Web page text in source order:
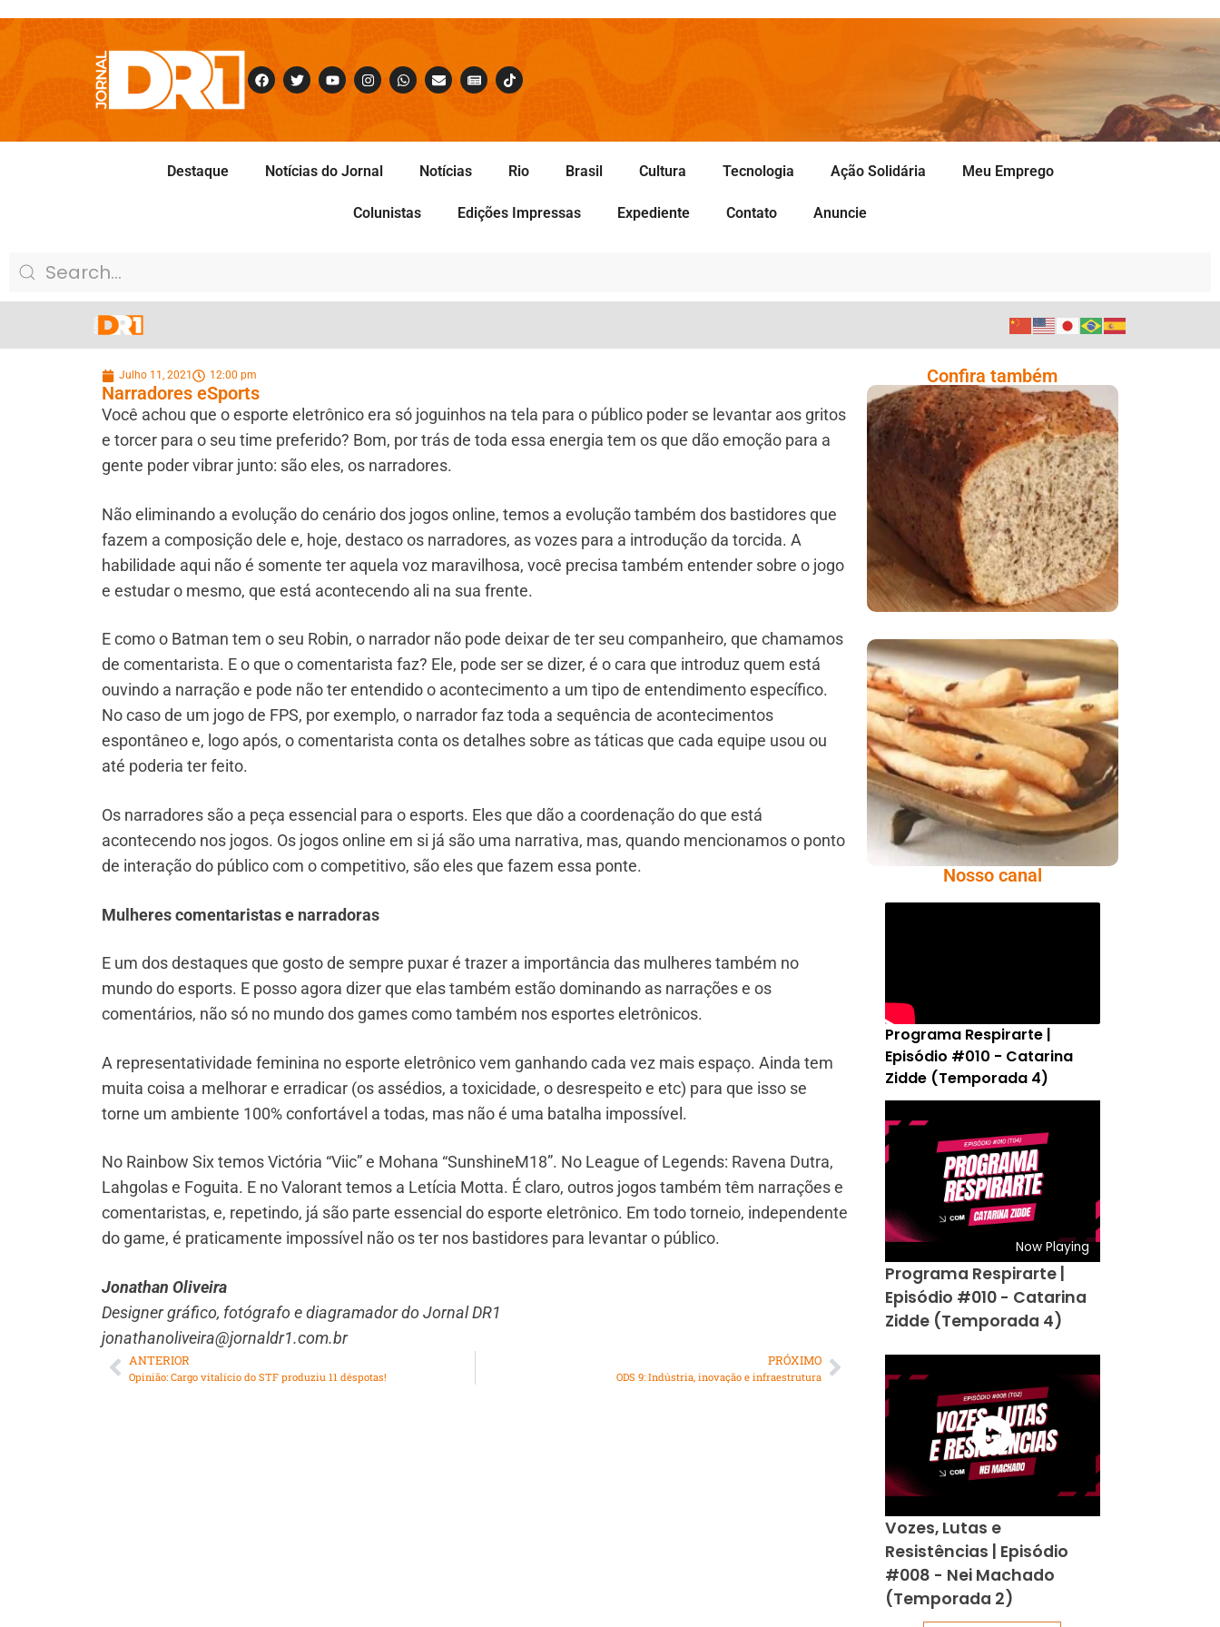
Destaque Notícias do Jornal Notícias Rio Brasil Cultura Tecnologia Ação Solidária Meu Emprego
Colunistas Edições Impressas Expediente Contato Anuncie
Julho 11, 2021 12:00 pm
Narradores eSports
Você achou que o esporte eletrônico era só joguinhos na tela para o público poder se levantar aos gritos
e torcer para o seu time preferido? Bom, por trás de toda essa energia tem os que dão emoção para a
gente poder vibrar junto: são eles, os narradores.
Não eliminando a evolução do cenário dos jogos online, temos a evolução também dos bastidores que
fazem a composição dele e, hoje, destaco os narradores, as vozes para a introdução da torcida. A
habilidade aqui não é somente ter aquela voz maravilhosa, você precisa também entender sobre o jogo
e estudar o mesmo, que está acontecendo ali na sua frente.
E como o Batman tem o seu Robin, o narrador não pode deixar de ter seu companheiro, que chamamos
de comentarista. E o que o comentarista faz? Ele, pode ser se dizer, é o cara que introduz quem está
ouvindo a narração e pode não ter entendido o acontecimento a um tipo de entendimento específico.
No caso de um jogo de FPS, por exemplo, o narrador faz toda a sequência de acontecimentos
espontâneo e, logo após, o comentarista conta os detalhes sobre as táticas que cada equipe usou ou
até poderia ter feito.
Os narradores são a peça essencial para o esports. Eles que dão a coordenação do que está
acontecendo nos jogos. Os jogos online em si já são uma narrativa, mas, quando mencionamos o ponto
de interação do público com o competitivo, são eles que fazem essa ponte.
Mulheres comentaristas e narradoras
E um dos destaques que gosto de sempre puxar é trazer a importância das mulheres também no
mundo do esports. E posso agora dizer que elas também estão dominando as narrações e os
comentários, não só no mundo dos games como também nos esportes eletrônicos.
A representatividade feminina no esporte eletrônico vem ganhando cada vez mais espaço. Ainda tem
muita coisa a melhorar e erradicar (os assédios, a toxicidade, o desrespeito e etc) para que isso se
torne um ambiente 100% confortável a todas, mas não é uma batalha impossível.
No Rainbow Six temos Victória “Viic” e Mohana “SunshineM18”. No League of Legends: Ravena Dutra,
Lahgolas e Foguita. E no Valorant temos a Letícia Motta. É claro, outros jogos também têm narrações e
comentaristas, e, repetindo, já são parte essencial do esporte eletrônico. Em todo torneio, independente
do game, é praticamente impossível não os ter nos bastidores para levantar o público.
Jonathan Oliveira
Designer gráfico, fotógrafo e diagramador do Jornal DR1
jonathanoliveira@jornaldr1.com.br
ANTERIOR
Opinião: Cargo vitalício do STF produziu 11 déspotas!
PRÓXIMO
ODS 9: Indústria, inovação e infraestrutura
Confira também
Comer Bem: Pão Low
Carb
Comer Bem:
Palitinhos De Cebola
E Salsa
Nosso canal
Programa Respirarte |
Episódio #010 - Catarina
Zidde (Temporada 4)
Now Playing
Programa Respirarte |
Episódio #010 - Catarina
Zidde (Temporada 4)
Vozes, Lutas e
Resistências | Episódio
#008 - Nei Machado
(Temporada 2)